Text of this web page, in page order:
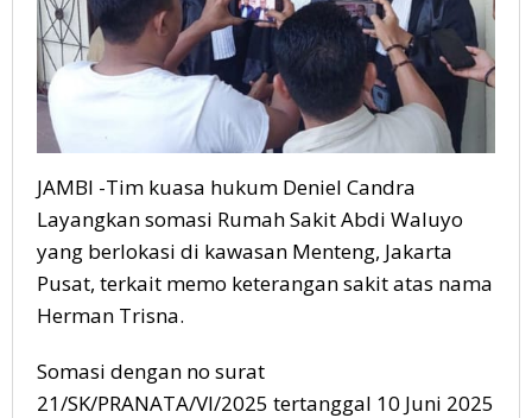
JAMBI -Tim kuasa hukum Deniel Candra
Layangkan somasi Rumah Sakit Abdi Waluyo
yang berlokasi di kawasan Menteng, Jakarta
Pusat, terkait memo keterangan sakit atas nama
Herman Trisna.
Somasi dengan no surat
21/SK/PRANATA/VI/2025 tertanggal 10 Juni 2025